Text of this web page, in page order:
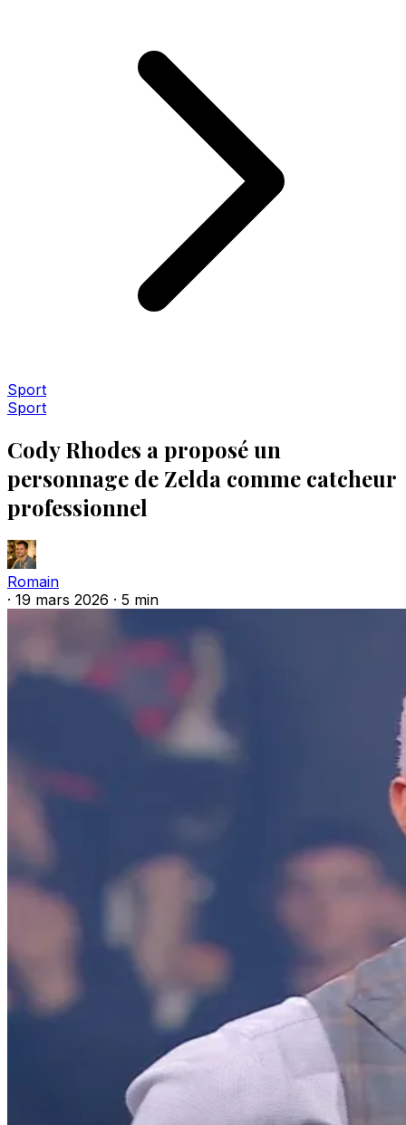
Sport
Sport
Cody Rhodes a proposé un
personnage de Zelda comme catcheur
professionnel
Romain
· 19 mars 2026 · 5 min